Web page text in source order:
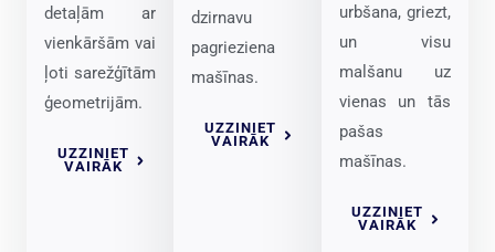
detaļām ar
vienkāršām vai
ļoti sarežģītām
ģeometrijām.
UZZINIET
VAIRĀK
dzirnavu
pagrieziena
mašīnas.
UZZINIET
VAIRĀK
urbšana, griezt,
un visu
malšanu uz
vienas un tās
pašas
mašīnas.
UZZINIET
VAIRĀK